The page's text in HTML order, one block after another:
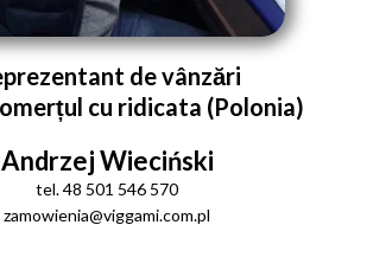
de vânzări
cu ridicata (Polonia)
Andrzej Wieciński
tel. 48 501 546 570
zamowienia@viggami.com.pl